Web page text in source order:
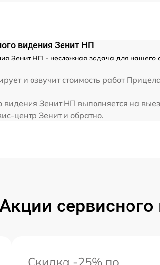
видения Зенит НП
Зенит НП - несложная задача для
и озвучит стоимость работ
Зенит НП выполняется на
центр Зенит и обратно.
Акции сервисного
Скидка -25% по